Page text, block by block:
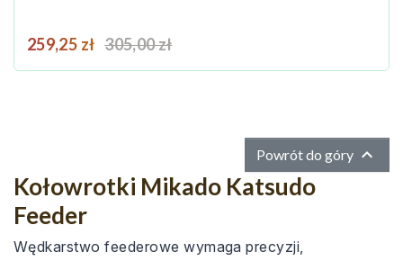
Cena
259,25 zł Cena podstawowa
305,00 zł
Powrót do góry 
Kołowrotki Mikado Katsudo
Feeder
Wędkarstwo feederowe wymaga precyzji,